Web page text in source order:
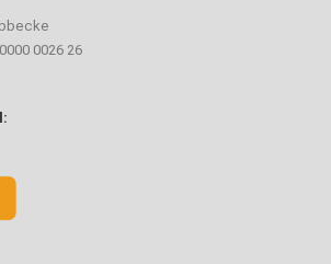
0026 26